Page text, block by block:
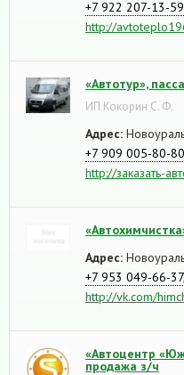
+7 922 207-13-59
http://
«Автотур»,
ИП Кокорин С. Ф.
Адрес:
+7 909 005-80-80
http://заказать-
Адрес:
+7 953 049-66-37,
http://vk.com/
«Автоцентр
продажа з/ч